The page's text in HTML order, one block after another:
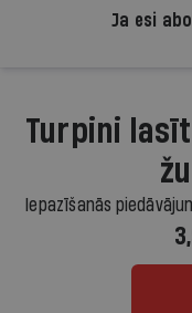
Ja esi
Turpini
Iepazīšanās